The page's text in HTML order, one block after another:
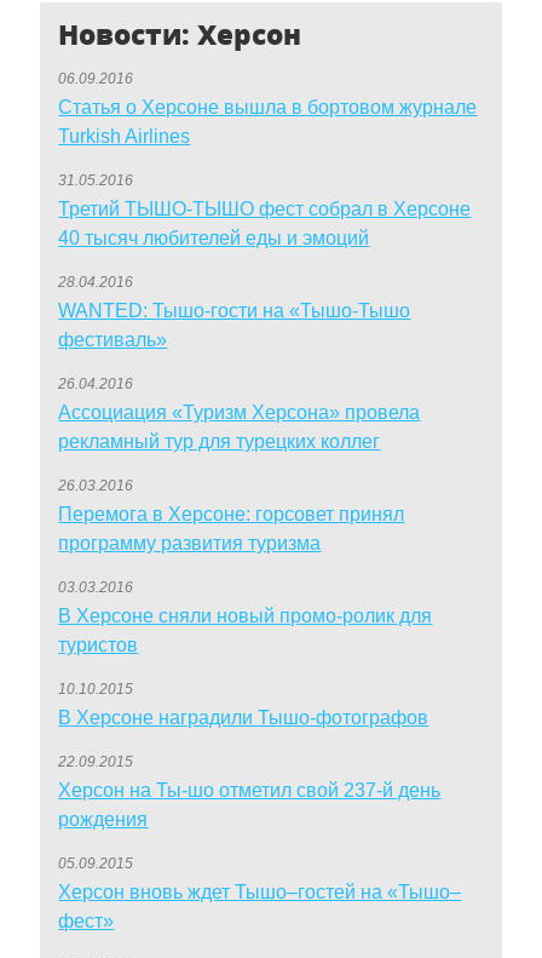
Новости: Херсон
06.09.2016
Статья о Херсоне вышла в бортовом журнале
Turkish Airlines
31.05.2016
Третий ТЫШО-ТЫШО фест собрал в Херсоне
40 тысяч любителей еды и эмоций
28.04.2016
WANTED: Тышо-гости на «Тышо-Тышо
фестиваль»
26.04.2016
Ассоциация «Туризм Херсона» провела
рекламный тур для турецких коллег
26.03.2016
Перемога в Херсоне: горсовет принял
программу развития туризма
03.03.2016
В Херсоне сняли новый промо-ролик для
туристов
10.10.2015
В Херсоне наградили Тышо-фотографов
22.09.2015
Херсон на Ты-шо отметил свой 237-й день
рождения
05.09.2015
Херсон вновь ждет Тышо–гостей на «Тышо–
фест»